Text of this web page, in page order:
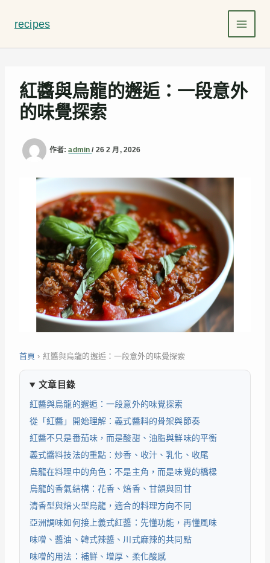
要
recipes
紅醬與烏龍的邂逅：一段意外
的味覺探索
作者:admin/ 26 2 月, 2026
首頁 › 紅醬與烏龍的邂逅：一段意外的味覺探索
文章目錄
紅醬與烏龍的邂逅：一段意外的味覺探索
從「紅醬」開始理解：義式醬料的骨架與節奏
紅醬不只是番茄味，而是酸甜、油脂與鮮味的平衡
義式醬料技法的重點：炒香、收汁、乳化、收尾
烏龍在料理中的角色：不是主角，而是味覺的橋樑
烏龍的香氣結構：花香、焙香、甘韻與回甘
清香型與焙火型烏龍，適合的料理方向不同
亞洲調味如何接上義式紅醬：先懂功能，再懂風味
味噌、醬油、韓式辣醬、川式麻辣的共同點
味噌的用法：補鮮、增厚、柔化酸感